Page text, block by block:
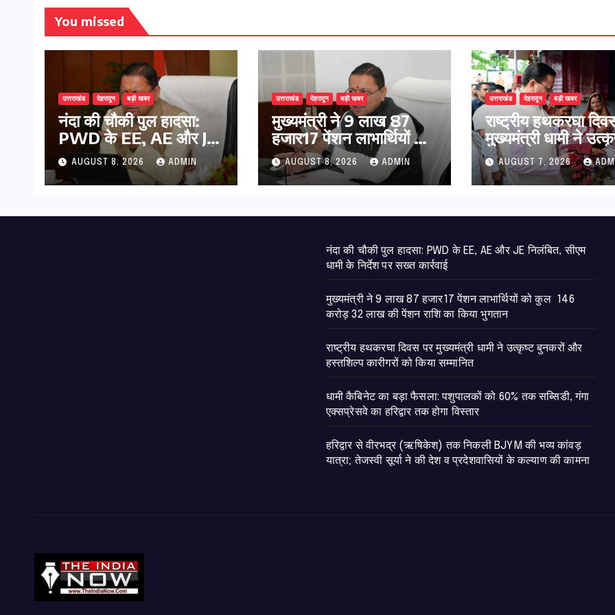
You missed
उत्तराखंड देहरादून बड़ी खबर
नंदा की चौकी पुल हादसा:
PWD के EE, AE और JE
निलंबित, सीएम धामी के निर्देश
पर सख्त कार्रवाई
AUGUST 8, 2026 ADMIN
उत्तराखंड देहरादून बड़ी खबर
मुख्यमंत्री ने 9 लाख 87
हजार17 पेंशन लाभार्थियों को
कुल 146 करोड़ 32 लाख
की पेंशन राशि का किया
भुगतान
AUGUST 8, 2026 ADMIN
उत्तराखंड देहरादून बड़ी खबर
राष्ट्रीय हथकरघा
मुख्यमंत्री धामी ने
बुनकरों और हस्तशिल्प
कारीगरों को किया
AUGUST 7, 2026
नंदा की चौकी पुल हादसा: PWD के EE, AE और JE निलंबित, सीएम
धामी के निर्देश पर सख्त कार्रवाई
मुख्यमंत्री ने 9 लाख 87 हजार17 पेंशन लाभार्थियों को कुल 146
करोड़ 32 लाख की पेंशन राशि का किया भुगतान
राष्ट्रीय हथकरघा दिवस पर मुख्यमंत्री धामी ने उत्कृष्ट बुनकरों और
हस्तशिल्प कारीगरों को किया सम्मानित
​धामी कैबिनेट का बड़ा फैसला: पशुपालकों को 60% तक सब्सिडी, गंगा
एक्सप्रेसवे का हरिद्वार तक होगा विस्तार
​हरिद्वार से वीरभद्र (ऋषिकेश) तक निकली BJYM की भव्य कांवड़
यात्रा; तेजस्वी सूर्या ने की देश व प्रदेशवासियों के कल्याण की कामना